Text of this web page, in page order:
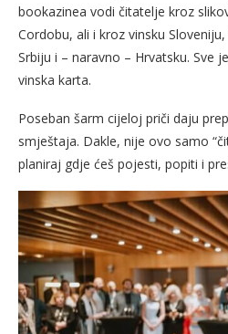
bookazinea vodi čitatelje kroz
Cordobu, ali i kroz vinsku
Srbiju i – naravno – Hrvatsku. Sve
vinska karta.
Poseban šarm cijeloj priči daju
smještaja. Dakle, nije ovo samo
planiraj gdje ćeš pojesti, popiti i